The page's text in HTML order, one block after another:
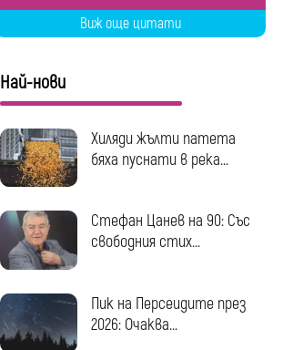
Виж още цитати
Най-нови
Хиляди жълти патета
бяха пуснати в река...
Стефан Цанев на 90: Със
свободния стих...
Пик на Персеидите през
2026: Очаква...